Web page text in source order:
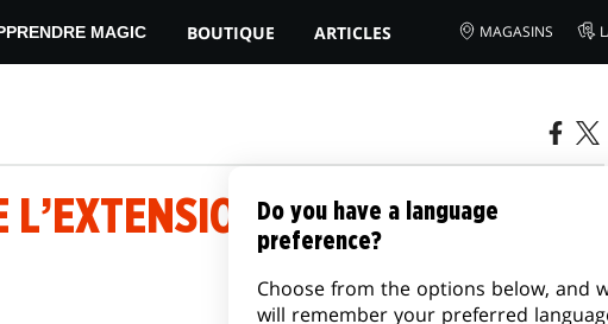
MAGIC BOUTIQUE ARTICLES MAGASINS
L’EXTENSION RAVNICA
Do you have a language
preference?
Choose from the options below, and
will remember your preferred